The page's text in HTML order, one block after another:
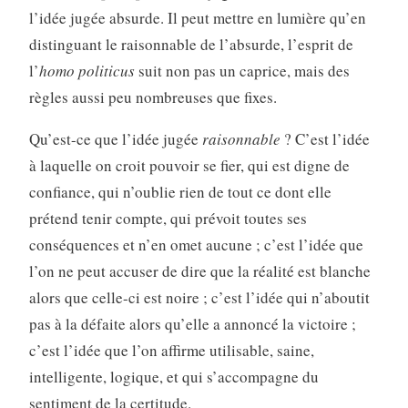
l’idée jugée absurde. Il peut mettre en lumière qu’en
distinguant le raisonnable de l’absurde, l’esprit de
l’homo politicussuit non pas un caprice, mais des
règles aussi peu nombreuses que fixes.
Qu’est-ce que l’idée jugée raisonnable ? C’est l’idée
à laquelle on croit pouvoir se fier, qui est digne de
confiance, qui n’oublie rien de tout ce dont elle
prétend tenir compte, qui prévoit toutes ses
conséquences et n’en omet aucune ; c’est l’idée que
l’on ne peut accuser de dire que la réalité est blanche
alors que celle-ci est noire ; c’est l’idée qui n’aboutit
pas à la défaite alors qu’elle a annoncé la victoire ;
c’est l’idée que l’on affirme utilisable, saine,
intelligente, logique, et qui s’accompagne du
sentiment de la certitude.